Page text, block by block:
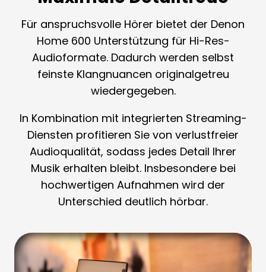
Für anspruchsvolle Hörer bietet der Denon
Home 600 Unterstützung für Hi-Res-
Audioformate. Dadurch werden selbst
feinste Klangnuancen originalgetreu
wiedergegeben.
In Kombination mit integrierten Streaming-
Diensten profitieren Sie von verlustfreier
Audioqualität, sodass jedes Detail Ihrer
Musik erhalten bleibt. Insbesondere bei
hochwertigen Aufnahmen wird der
Unterschied deutlich hörbar.